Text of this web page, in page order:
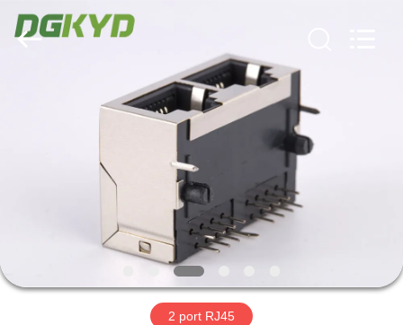
AU
Keyouda
Electronic
Technology
2 port RJ45